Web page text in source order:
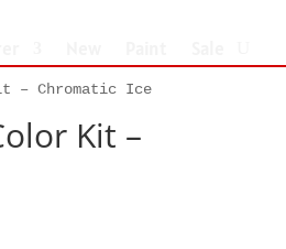
Chromatic Ice
Kit –